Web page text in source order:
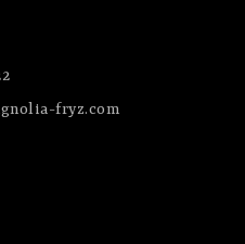
fryz.com